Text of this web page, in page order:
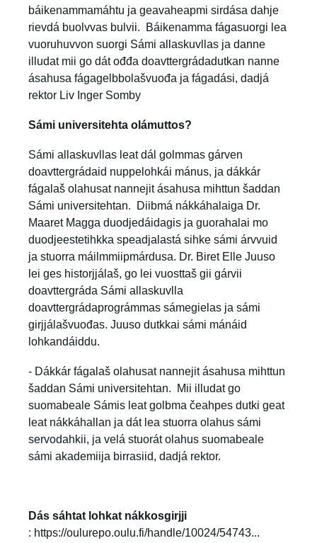
báikenammamáhtu ja geavaheapmi sirdása dahje
rievdá buolvvas bulvii. Báikenamma fágasuorgi lea
vuoruhuvvon suorgi Sámi allaskuvllas ja danne
illudat mii go dát ođđa doavttergrádadutkan nanne
ásahusa fágagelbbolašvuođa ja fágadási, dadjá
rektor Liv Inger Somby
Sámi universitehta olámuttos?
Sámi allaskuvllas leat dál golmmas gárven
doavttergrádaid nuppelohkái mánus, ja dákkár
fágalaš olahusat nannejit ásahusa mihttun šaddan
Sámi universitehtan. Diibmá nákkáhalaiga Dr.
Maaret Magga duodjedáidagis ja guorahalai mo
duodjeestetihkka speadjalastá sihke sámi árvvuid
ja stuorra máilmmiipmárdusa. Dr. Biret Elle Juuso
lei ges historjjálaš, go lei vuosttaš gii gárvii
doavttergráda Sámi allaskuvlla
doavttergrádaprográmmas sámegielas ja sámi
girjjálašvuođas. Juuso dutkkai sámi mánáid
lohkandáiddu.
- Dákkár fágalaš olahusat nannejit ásahusa mihttun
šaddan Sámi universitehtan. Mii illudat go
suomabeale Sámis leat golbma čeahpes dutki geat
leat nákkáhallan ja dát lea stuorra olahus sámi
servodahkii, ja velá stuorát olahus suomabeale
sámi akademiija birrasiid, dadjá rektor.
Dás sáhtat lohkat nákkosgirjji
: https://oulurepo.oulu.fi/handle/10024/54743...